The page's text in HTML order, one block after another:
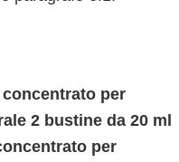
concentrato per
2 bustine da 20 ml
per